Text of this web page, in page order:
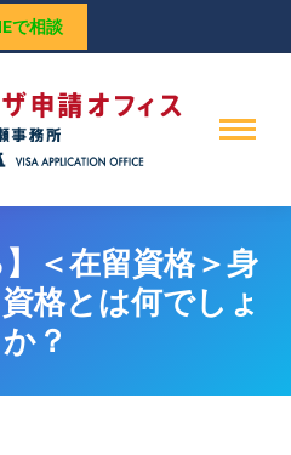
で相談
】＜在留資格＞身
格とは何でしょ
？